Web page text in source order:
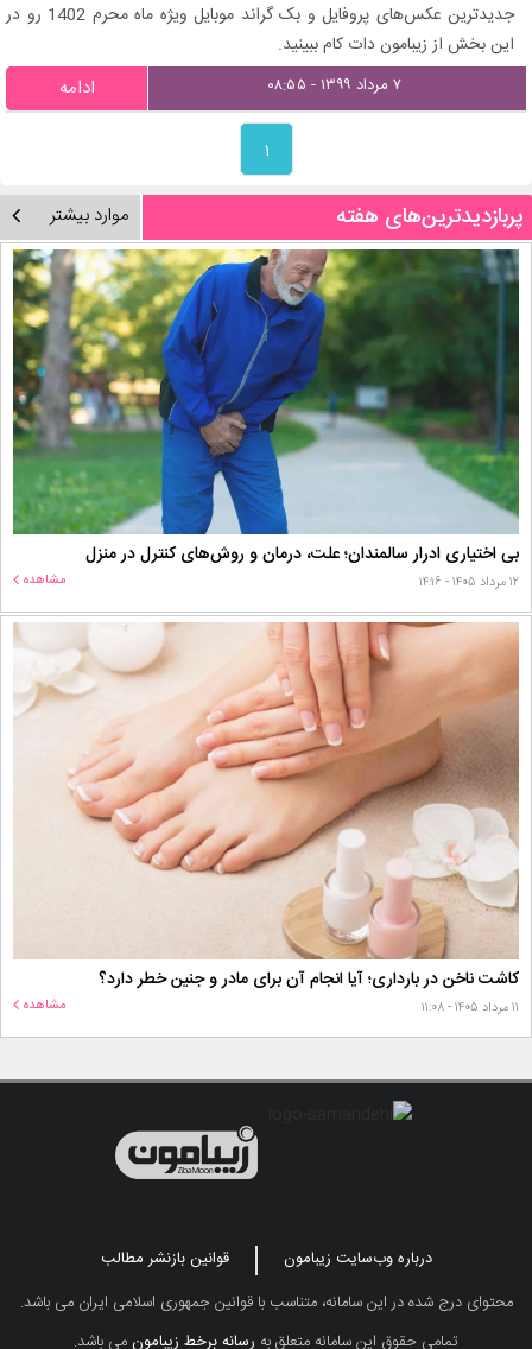
جدیدترین عکس‌های پروفایل و بک گراند موبایل ویژه ماه محرم 1402 رو در
این بخش از زیبامون دات کام ببینید.
۷ مرداد ۱۳۹۹ - ۰۸:۵۵ ادامه
۱
پربازدیدترین‌های هفته موارد بیشتر
بی اختیاری ادرار سالمندان؛ علت، درمان و روش‌های کنترل در منزل
۱۲ مرداد ۱۴۰۵ - ۱۴:۱۶ مشاهده
کاشت ناخن در بارداری؛ آیا انجام آن برای مادر و جنین خطر دارد؟
۱۱ مرداد ۱۴۰۵ - ۱۱:۰۸ مشاهده
درباره وب‌سایت زیبامون
قوانین بازنشر مطالب
محتوای درج شده در این سامانه، متناسب با قوانین جمهوری اسلامی ایران می باشد.
تمامی حقوق این سامانه متعلق به رسانه برخط زیبامونمی باشد.